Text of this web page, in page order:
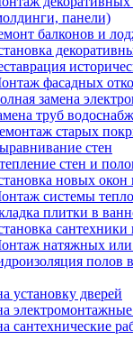
панели)
балконов и
фасадных
замена
труб
старых
стен
стен и
новых окон
системы
плитки в
сантехники
натяжных или
полов
установку дверей
сантехнические